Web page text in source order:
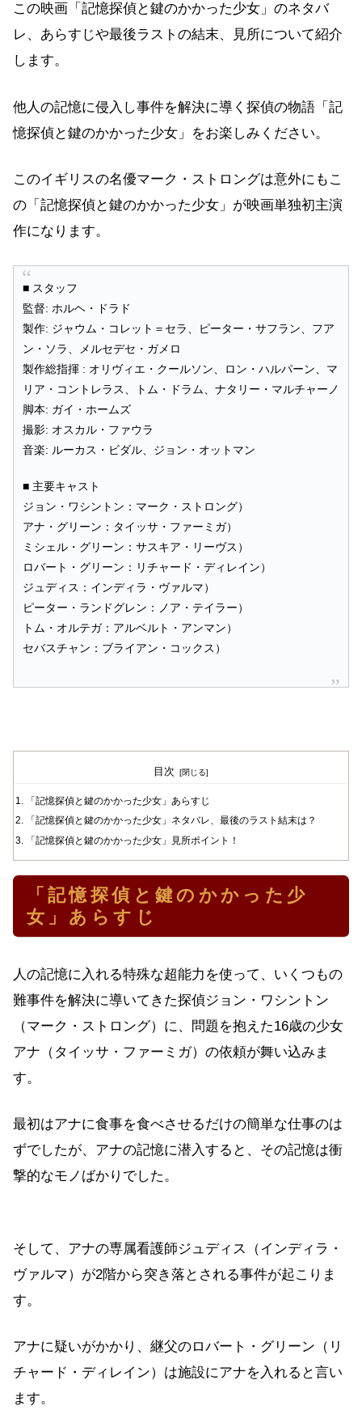
この映画「記憶探偵と鍵のかかった少女」のネタバ
レ、あらすじや最後ラストの結末、見所について紹介
します。
他人の記憶に侵入し事件を解決に導く探偵の物語「記
憶探偵と鍵のかかった少女」をお楽しみください。
このイギリスの名優マーク・ストロングは意外にもこ
の「記憶探偵と鍵のかかった少女」が映画単独初主演
作になります。
■ スタッフ
監督: ホルヘ・ドラド
製作: ジャウム・コレット＝セラ、ピーター・サフラン、フア
ン・ソラ、メルセデセ・ガメロ
製作総指揮 : オリヴィエ・クールソン、ロン・ハルパーン、マ
リア・コントレラス、トム・ドラム、ナタリー・マルチャーノ
脚本: ガイ・ホームズ
撮影: オスカル・ファウラ
音楽: ルーカス・ビダル、ジョン・オットマン
■ 主要キャスト
ジョン・ワシントン：マーク・ストロング）
アナ・グリーン：タイッサ・ファーミガ）
ミシェル・グリーン：サスキア・リーヴス）
ロバート・グリーン：リチャード・ディレイン）
ジュディス：インディラ・ヴァルマ）
ピーター・ランドグレン：ノア・テイラー）
トム・オルテガ：アルベルト・アンマン）
セバスチャン：ブライアン・コックス）
目次
「記憶探偵と鍵のかかった少女」あらすじ
「記憶探偵と鍵のかかった少女」ネタバレ、最後のラスト結末は？
「記憶探偵と鍵のかかった少女」見所ポイント！
「記憶探偵と鍵のかかった少
女」あらすじ
人の記憶に入れる特殊な超能力を使って、いくつもの
難事件を解決に導いてきた探偵ジョン・ワシントン
（マーク・ストロング）に、問題を抱えた16歳の少女
アナ（タイッサ・ファーミガ）の依頼が舞い込みま
す。
最初はアナに食事を食べさせるだけの簡単な仕事のは
ずでしたが、アナの記憶に潜入すると、その記憶は衝
撃的なモノばかりでした。
そして、アナの専属看護師ジュディス（インディラ・
ヴァルマ）が2階から突き落とされる事件が起こりま
す。
アナに疑いがかかり、継父のロバート・グリーン（リ
チャード・ディレイン）は施設にアナを入れると言い
ます。